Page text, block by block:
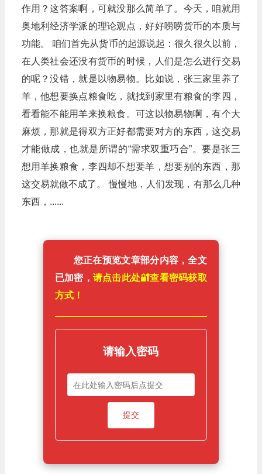
作用？这答案啊，可就没那么简单了。今天，咱就用
奥地利经济学派的理论观点，好好唠唠货币的本质与
功能。​ 咱们首先从货币的起源说起：​很久很久以前，
在人类社会还没有货币的时候，人们是怎么进行交易
的呢？没错，就是以物易物。比如说，张三家里养了
羊，他想要换点粮食吃，就找到家里有粮食的李四，
看看能不能用羊来换粮食。可这以物易物啊，有个大
麻烦，那就是得双方正好都需要对方的东西，这交易
才能做成，也就是所谓的“需求双重巧合”。要是张三
想用羊换粮食，李四却不想要羊，想要别的东西，那
这交易就做不成了。​ 慢慢地，人们发现，有那么几种
东西，......
您正在预览文章部分内容，全文
已加密， 请点击此处🔐️查看密码获取
方式！
请输入密码